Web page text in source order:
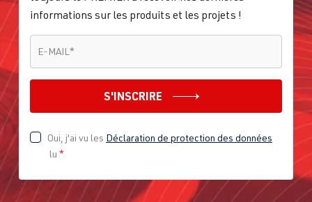
informations sur les produits et les projets !
E-MAIL *
S'INSCRIRE
Oui, j'ai vu les Déclaration de protection des données
lu *